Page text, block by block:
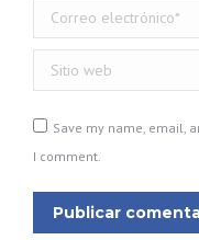
Correo electrónico *
Sitio web
Save my name, email,
I comment.
Publicar